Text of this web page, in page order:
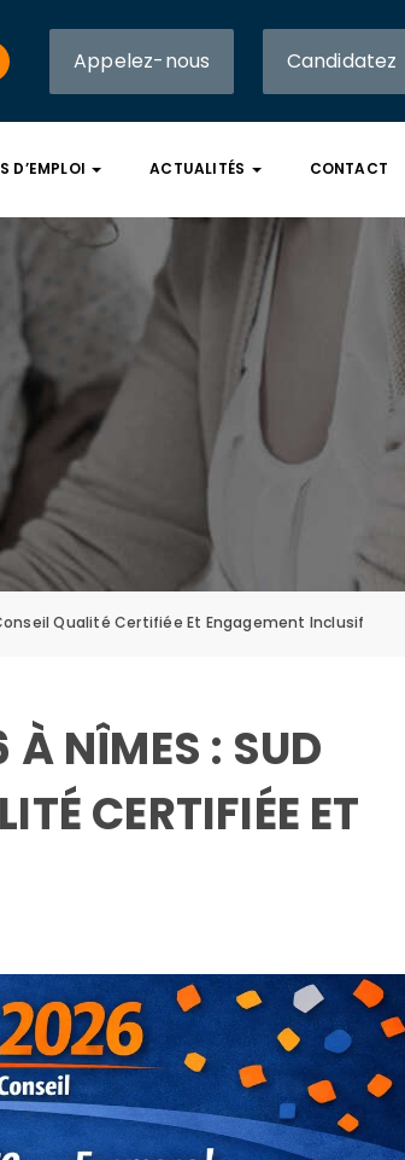
Appelez-nous Candidatez
D’EMPLOI ACTUALITÉS CONTACT
Qualité Certifiée Et Engagement Inclusif
À NÎMES : SUD
CERTIFIÉE ET